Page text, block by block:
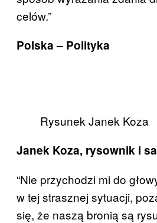
celów.”
Polska – Polityka
Rysunek Janek Koza
Janek Koza, rysownik i
“Nie przychodzi mi do
w tej strasznej sytuacji,
się, że naszą bronią są